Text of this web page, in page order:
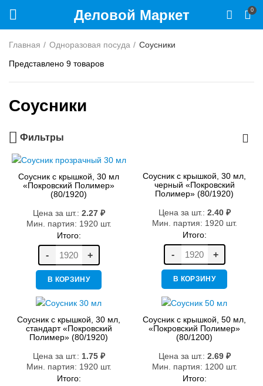
Деловой Маркет 0
Главная Одноразовая посуда
Соусники
Представлено 9 товаров
Соусники
Фильтры
Соусник с крышкой, 30 мл
«Покровский Полимер»
(80/1920)
Цена за шт.: 2.27 ₽
Мин. партия: 1920 шт.
Итого:
- +
В КОРЗИНУ
Соусник с крышкой, 30 мл,
черный «Покровский
Полимер» (80/1920)
Цена за шт.: 2.40 ₽
Мин. партия: 1920 шт.
Итого:
- +
В КОРЗИНУ
Соусник с крышкой, 30 мл,
стандарт «Покровский
Полимер» (80/1920)
Цена за шт.: 1.75 ₽
Мин. партия: 1920 шт.
Итого:
Соусник с крышкой, 50 мл,
«Покровский Полимер»
(80/1200)
Цена за шт.: 2.69 ₽
Мин. партия: 1200 шт.
Итого: